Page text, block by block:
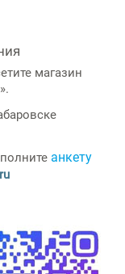
магазин
анкету